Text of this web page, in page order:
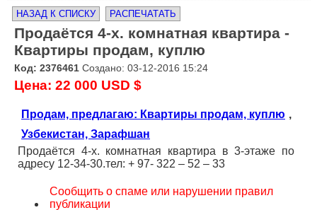
НАЗАД К СПИСКУ РАСПЕЧАТАТЬ
Продаётся 4-х. комнатная квартира -
Квартиры продам, куплю
Код: 2376461 Создано: 03-12-2016 15:24
Цена: 22 000 USD $
Продам, предлагаю: Квартиры продам, куплю ,
Узбекистан, Зарафшан
Продаётся 4-х. комнатная квартира в 3-этаже по
адресу 12-34-30.тел: + 97- 322 – 52 – 33
Сообщить о спаме или нарушении правил
публикации